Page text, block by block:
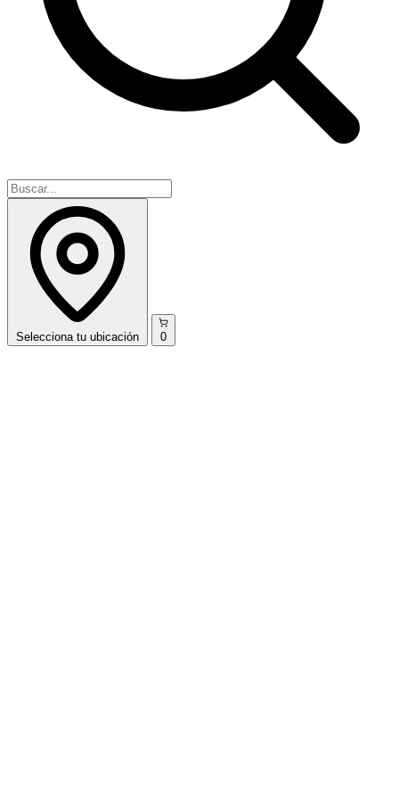
Selecciona tu ubicación 0